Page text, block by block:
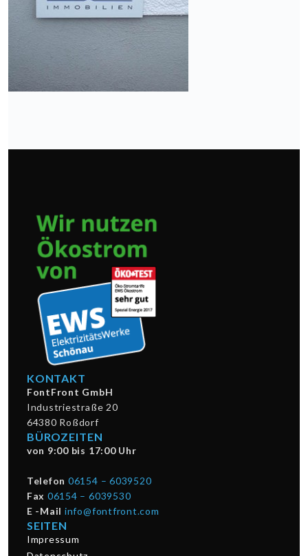
KONTAKT
FontFront GmbH
Industriestraße 20
64380 Roßdorf
BÜROZEITEN
von 9:00 bis 17:00 Uhr
Telefon 06154 – 6039520
Fax 06154 – 6039530
E -Mail info@fontfront.com
SEITEN
Impressum